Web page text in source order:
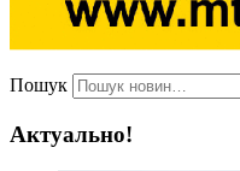
Пошук
Актуально!